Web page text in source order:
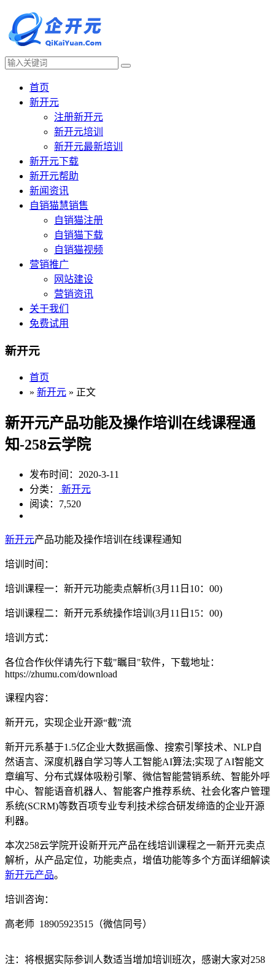
首页
新开元
注册新开元
新开元培训
新开元最新培训
新开元下载
新开元帮助
新闻资讯
自销猫慧销售
自销猫注册
自销猫下载
自销猫视频
营销推广
网站建设
营销资讯
关于我们
免费试用
新开元
首页
» 新开元 » 正文
新开元产品功能及操作培训在线课程通
知-258云学院
发布时间：2020-3-11
分类：
新开元
阅读：7,520
新开元产品功能及操作培训在线课程通知
培训时间：
培训课程一：新开元功能卖点解析(3月11日10：00)
培训课程二：新开元系统操作培训(3月11日15：00)
培训方式：
各位合作伙伴请先行下载"瞩目"软件，下载地址：
https://zhumu.com/download
课程内容：
新开元，实现企业开源“截”流
新开元系基于1.5亿企业大数据画像、搜索引擎技术、NLP自
然语言、深度机器自学习等人工智能AI算法;实现了AI智能文
章编写、分布式媒体吸粉引擎、微信智能营销系统、智能外呼
中心、智能语音机器人、智能客户推荐系统、社会化客户管理
系统(SCRM)等数百项专业专利技术综合研发缔造的企业开源
利器。
本次258云学院开设新开元产品在线培训课程之一新开元卖点
解析，从产品定位，功能卖点，增值功能等多个方面详细解读
新开元产品。
培训咨询：
高老师 18905923515（微信同号）
注：将根据实际参训人数适当增加培训班次，感谢大家对258